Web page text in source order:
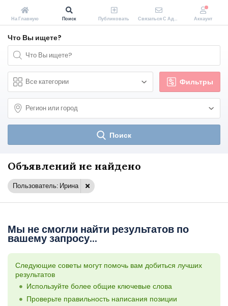
Что Вы ищете?
Фильтры
Поиск
Объявлений не найдено
Пользователь: Ирина
Мы не смогли найти результатов по
вашему запросу...
Следующие советы могут помочь вам добиться лучших
результатов
Используйте более общие ключевые слова
Проверьте правильность написания позиции
На Главную Поиск Публиковать Связаться С Администрацией Zakopeiki.by Аккаунт